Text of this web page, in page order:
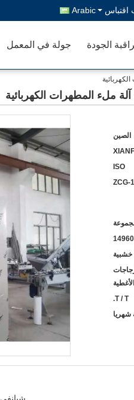
اقتباس Arabic
جولة في المعمل الجودة
الصين
ISO
ZCG-
خشبية
T / T.